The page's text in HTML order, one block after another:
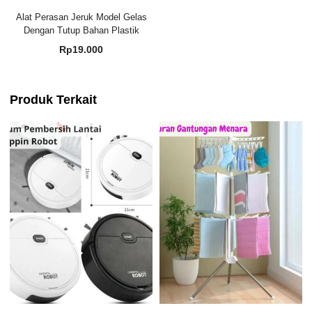
Alat Perasan Jeruk Model Gelas
Dengan Tutup Bahan Plastik
Rp19.000
Produk Terkait